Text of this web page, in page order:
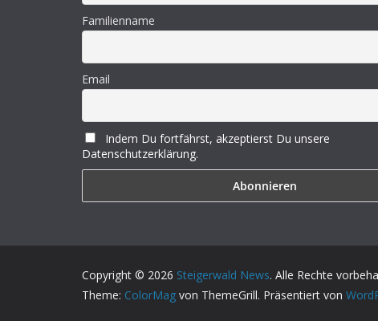
Familienname
Email
Indem Du fortfährst, akzeptierst Du unsere
Datenschutzerklärung.
Copyright © 2026 Steigerwald News. Alle Rechte
Theme: ColorMag von ThemeGrill. Präsentiert von